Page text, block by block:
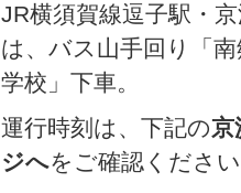
JR横須賀線逗子駅・
は、バス山手回り「
学校」下車。
運行時刻は、下記の京
ジへをご確認くださ